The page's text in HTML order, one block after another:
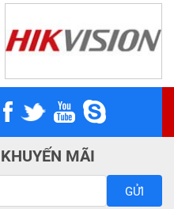
MÃI
GỬI